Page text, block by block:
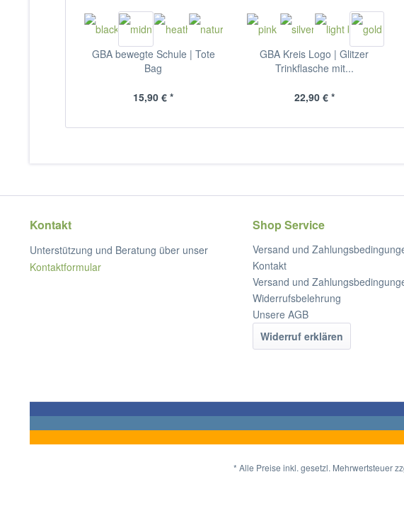
GBA bewegte Schule | Tote
Bag
15,90 € *
GBA Kreis Logo | Glitzer
Trinkflasche mit...
22,90 € *
Kontakt
Unterstützung und Beratung über unser
Kontaktformular
Shop Service
Versand und
Kontakt
Versand und
Widerrufsbelehrung
Unsere AGB
Widerruf erklären
* Alle Preise inkl. gesetzl. Mehrwertsteuer